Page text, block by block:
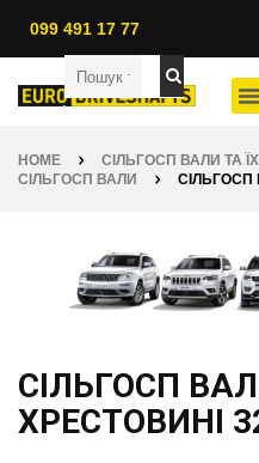
099 491 17 77
HOME
СІЛЬГОСП ВАЛИ ТА
СІЛЬГОСП ВАЛИ
СІЛЬГОСП
СІЛЬГОСП
ХРЕСТОВИНІ